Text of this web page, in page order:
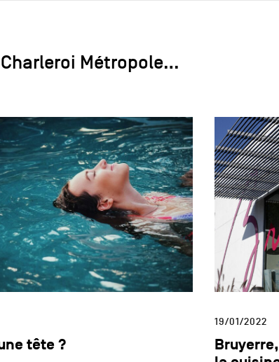
Métropole…
tête ?
19/01/2022